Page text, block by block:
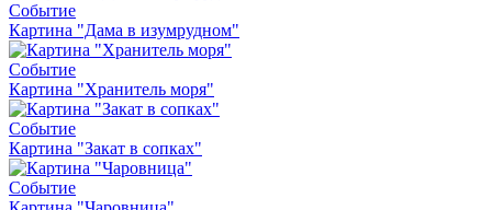
Событие
Картина "Дама в изумрудном"
Событие
Картина "Хранитель моря"
Событие
Картина "Закат в сопках"
Событие